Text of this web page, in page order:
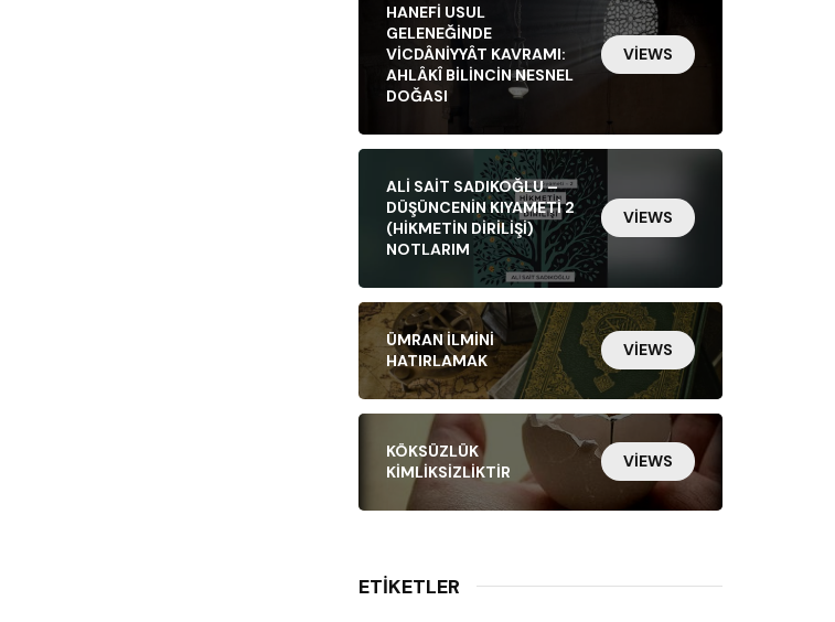
HANEFI USUL
GELENEĞINDE
VICDÂNIYYÂT KAVRAMI:
AHLÂKÎ BILINCIN NESNEL
DOĞASI
VIEWS
ALI SAIT SADIKOĞLU –
DÜŞÜNCENIN KIYAMETI 2
(HIKMETIN DIRILIŞI)
NOTLARIM
VIEWS
ÜMRAN İLMINI
HATIRLAMAK
VIEWS
KÖKSÜZLÜK
KIMLIKSIZLIKTIR
VIEWS
ETIKETLER